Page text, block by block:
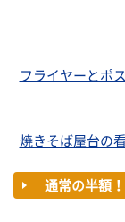
フライヤーとポ
焼きそば屋台の
通常の半額